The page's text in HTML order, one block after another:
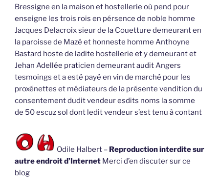
Bressigne en la maison et hostellerie où pend pour
enseigne les trois rois en pérsence de noble homme
Jacques Delacroix sieur de la Couetture demeurant en
la paroisse de Mazé et honneste homme Anthoyne
Bastard hoste de ladite hostellerie et y demeurant et
Jehan Adellée praticien demeurant audit Angers
tesmoings et a esté payé en vin de marché pour les
proxénettes et médiateurs de la présente vendition du
consentement dudit vendeur esdits noms la somme
de 50 escuz sol dont ledit vendeur s’est tenu à contant
Odile Halbert – Reproduction interdite sur
autre endroit d’Internet Merci d’en discuter sur ce
blog